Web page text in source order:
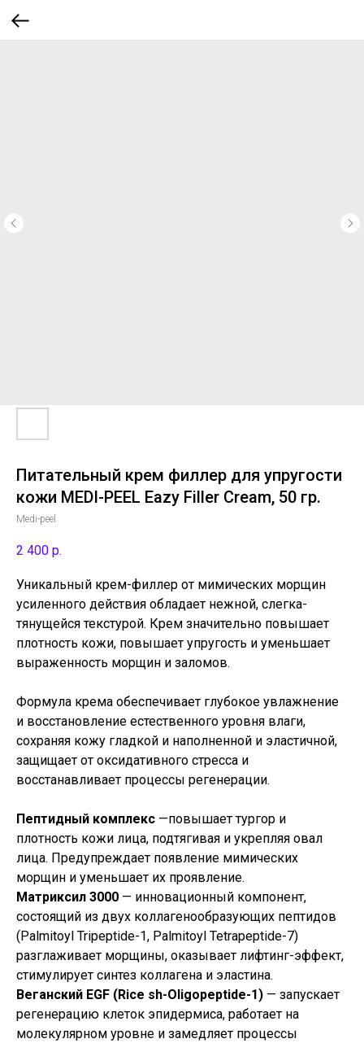
Питательный крем филлер для упругости
кожи MEDI-PEEL Eazy Filler Cream, 50 гр.
Medi-peel
2 400 р.
Уникальный крем-филлер от мимических морщин
усиленного действия обладает нежной, слегка-
тянущейся текстурой. Крем значительно повышает
плотность кожи, повышает упругость и уменьшает
выраженность морщин и заломов.
Формула крема обеспечивает глубокое увлажнение
и восстановление естественного уровня влаги,
сохраняя кожу гладкой и наполненной и эластичной,
защищает от оксидативного стресса и
восстанавливает процессы регенерации.
Пептидный комплекс —повышает тургор и
плотность кожи лица, подтягивая и укрепляя овал
лица. Предупреждает появление мимических
морщин и уменьшает их проявление.
Матриксил 3000 — инновационный компонент,
состоящий из двух коллагенообразующих пептидов
(Palmitoyl Tripeptide-1, Palmitoyl Tetrapeptide-7)
разглаживает морщины, оказывает лифтинг-эффект,
стимулирует синтез коллагена и эластина.
Веганский EGF (Rice sh-Oligopeptide-1) — запускает
регенерацию клеток эпидермиса, работает на
молекулярном уровне и замедляет процессы